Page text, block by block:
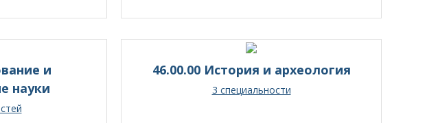
и
науки
46.00.00 История и археология
3 специальности